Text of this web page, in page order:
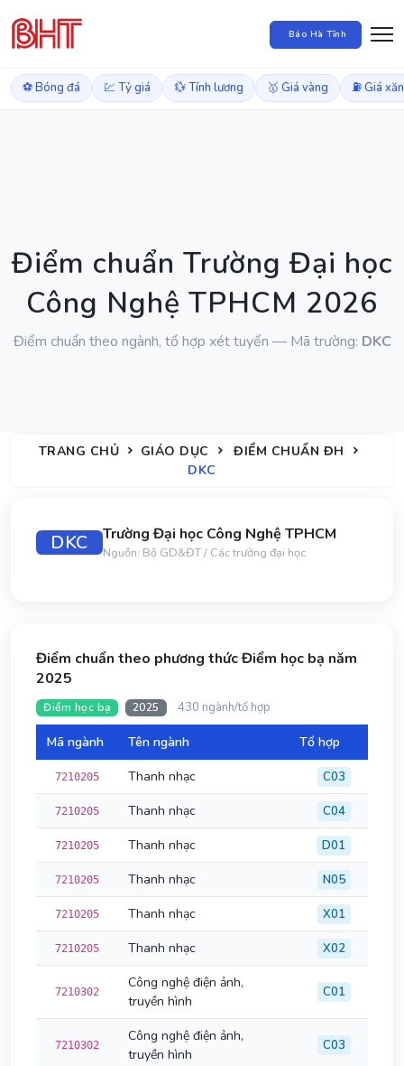
Báo Hà Tĩnh
⚽ Bóng đá 💹 Tỷ giá 💱 Tính lương 🥇 Giá vàng ⛽ Giá
Điểm chuẩn Trường Đại học
Công Nghệ TPHCM 2026
Điểm chuẩn theo ngành, tổ hợp xét tuyển — Mã trường: DKC
TRANG CHỦ GIÁO DỤC
ĐIỂM CHUẨN ĐH
DKC
DKC Trường Đại học Công Nghệ TPHCM
Nguồn: Bộ GD&ĐT / Các trường đại học
Điểm chuẩn theo phương thức Điểm học bạ năm
2025
Điểm học bạ 2025 430 ngành/tổ hợp
Mã ngành Tên ngành Tổ hợp
7210205 Thanh nhạc C03
7210205 Thanh nhạc C04
7210205 Thanh nhạc D01
7210205 Thanh nhạc N05
7210205 Thanh nhạc X01
7210205 Thanh nhạc X02
7210302
Công nghệ điện ảnh,
truyền hình
C01
7210302
Công nghệ điện ảnh,
truyền hình
C03